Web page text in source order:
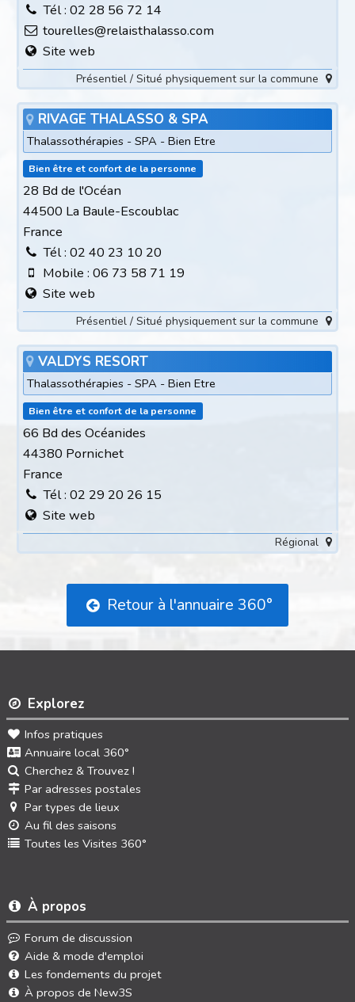
Tél : 02 28 56 72 14
tourelles@relaisthalasso.com
Site web
Présentiel / Situé physiquement sur la commune
RIVAGE THALASSO & SPA
Thalassothérapies - SPA - Bien Etre
Bien être et confort de la personne
28 Bd de l'Océan
44500 La Baule-Escoublac
France
Tél : 02 40 23 10 20
Mobile : 06 73 58 71 19
Site web
Présentiel / Situé physiquement sur la commune
VALDYS RESORT
Thalassothérapies - SPA - Bien Etre
Bien être et confort de la personne
66 Bd des Océanides
44380 Pornichet
France
Tél : 02 29 20 26 15
Site web
Régional
Retour à l'annuaire 360°
Explorez
Infos pratiques
Annuaire local 360°
Cherchez & Trouvez !
Par adresses postales
Par types de lieux
Au fil des saisons
Toutes les Visites 360°
À propos
Forum de discussion
Aide & mode d'emploi
Les fondements du projet
À propos de New3S